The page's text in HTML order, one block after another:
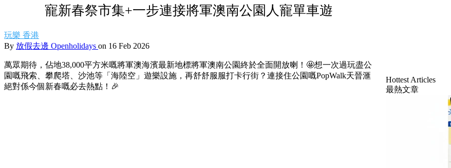
寵新春祭市集+一步連接將軍澳南公園人寵單車遊
玩樂 香港
By 放假去邊 Openholidays on 16 Feb 2026
萬眾期待，佔地38,000平方米嘅將軍澳海濱最新地標將軍澳南公園終於全面開放喇！🤩想一次過玩盡公
園嘅飛索、攀爬塔、沙池等「海陸空」遊樂設施，再舒舒服服打卡行街？連接住公園嘅PopWalk天晉滙
絕對係今個新春嘅必去熱點！🎉
Hottest Articles
最熱文章